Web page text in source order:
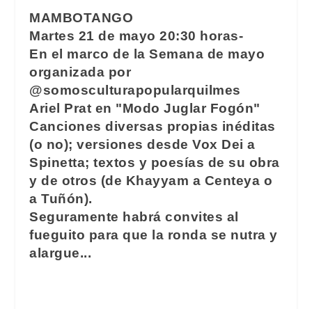
MAMBOTANGO
Martes 21 de mayo 20:30 horas-
En el marco de la Semana de mayo
organizada por
@somosculturapopularquilmes
Ariel Prat en "Modo Juglar Fogón"
Canciones diversas propias inéditas
(o no); versiones desde Vox Dei a
Spinetta; textos y poesías de su obra
y de otros (de Khayyam a Centeya o
a Tuñón).
Seguramente habrá convites al
fueguito para que la ronda se nutra y
alargue...